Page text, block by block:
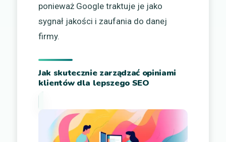
ponieważ Google traktuje je jako
sygnał jakości i zaufania do danej
firmy.
Jak skutecznie zarządzać opiniami
klientów dla lepszego SEO